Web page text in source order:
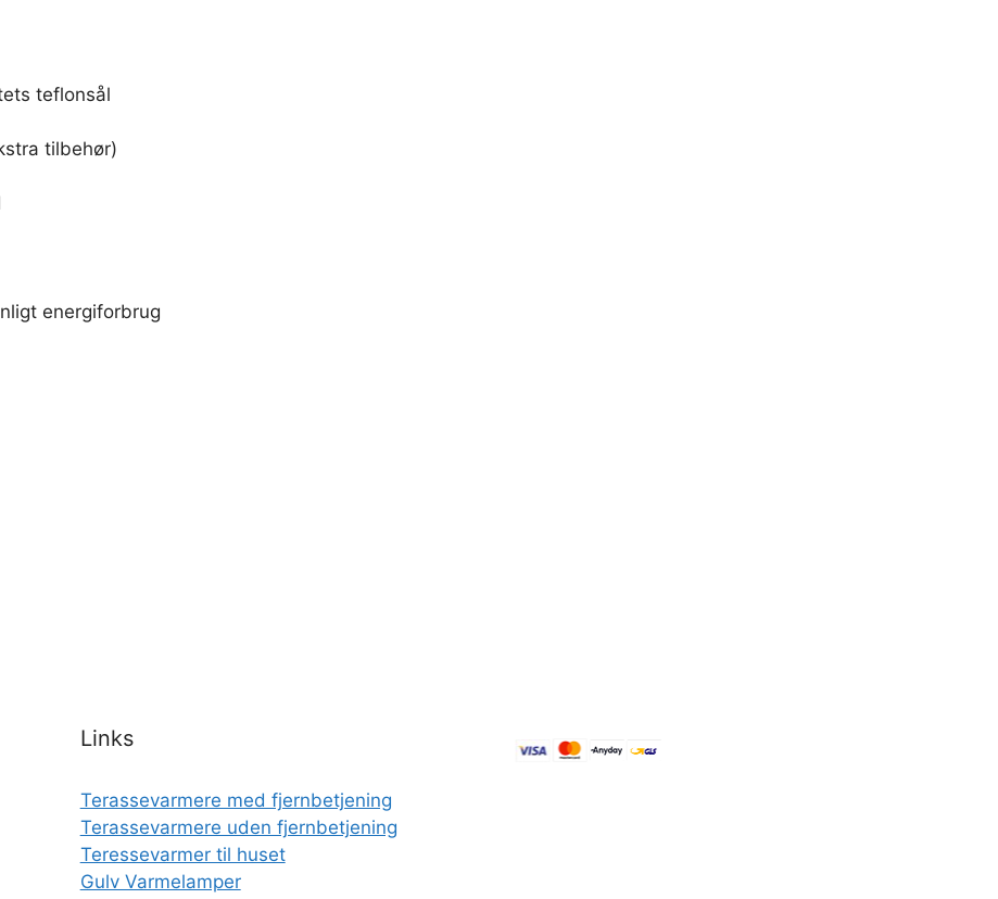
teflonsål
tilbehør)
energiforbrug
Links
Terassevarmere med fjernbetjening
Terassevarmere uden fjernbetjening
Teressevarmer til huset
Gulv Varmelamper